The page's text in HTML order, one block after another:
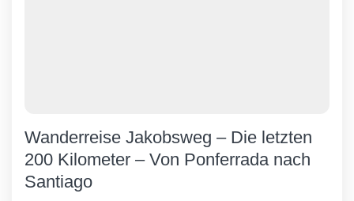
Wanderreise Jakobsweg – Die letzten
200 Kilometer – Von Ponferrada nach
Santiago